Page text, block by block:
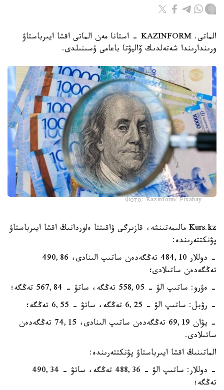
الماتى. KAZINFORM - استانا مەن الماتى اقشا ايىرباستاۋ
ورىندارىندا شەتەلدىك ۆاليۋتا باعامى ۇسىنىلدى.
Фото: Kazinform/ Pixabay
Kurs.kz مالىمەتىنشە، قازىرگى ۋاقىتتا ەلوردانىڭ اقشا ايىرباستاۋ
پۋنكتتەرىندە:
- دوللار 484,10 تەڭگەدەن ساتىپ الىنادى، 490,86
تەڭگەدەن ساتىلادى؛
- ەۋرو: ساتىپ الۋ - 558,05 تەڭگە، ساتۋ - 567,84 تەڭگە؛
- رۋبل: ساتىپ الۋ - 6,25 تەڭگە، ساتۋ - 6,55 تەڭگە؛
- يۋان 69,19 تەڭگەدەن ساتىپ الىنادى، 74,15 تەڭگەدەن
ساتىلادى.
الماتىنىڭ اقشا ايىرباستاۋ پۋنكتتەرىندە:
- دوللار: ساتىپ الۋ - 488,36 تەڭگە، ساتۋ - 490,34
تەڭگە؛